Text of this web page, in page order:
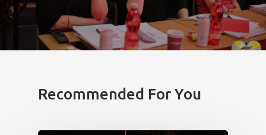
Recommended For You